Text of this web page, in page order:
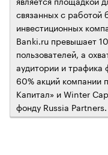
связанных с работой
инвестиционных
Banki.ru превышает
пользователей, а
аудитории и трафика
60% акций компании
Капитал» и Winter
фонду Russia Partners.